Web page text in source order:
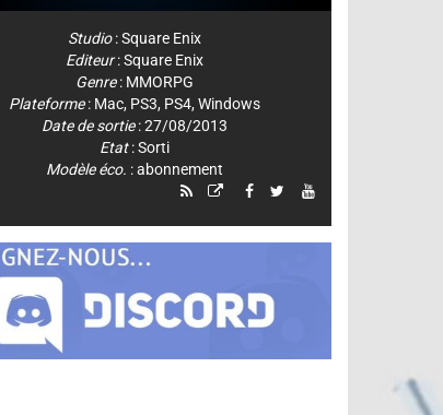
Studio:Square Enix
Editeur:Square Enix
Genre: MMORPG
Plateforme: Mac, PS3, PS4, Windows
Date de sortie: 27/08/2013
Etat: Sorti
Modèle éco. : abonnement